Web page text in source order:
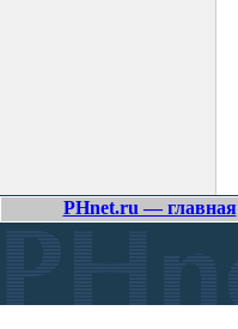
PHnet.ru — главная